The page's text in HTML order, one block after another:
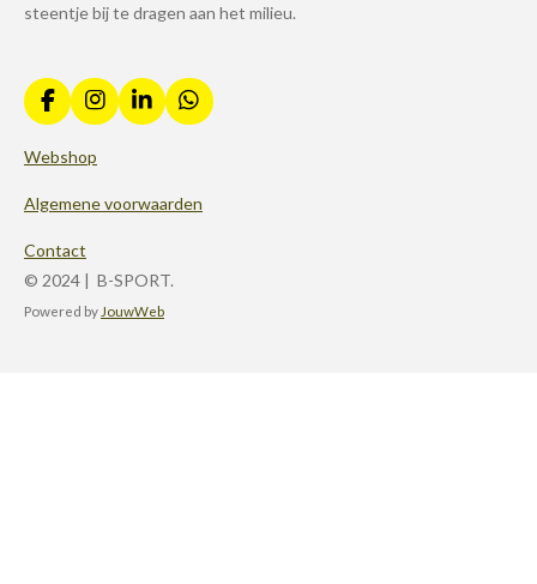
steentje bij te dragen aan het milieu.
F
a
c
b
o
k
I
n
s
a
g
m
L
i
e
d
W
h
s
A
Webshop
Algemene voorwaarden
Contact
© 2024 | B-SPORT.
Powered by JouwWeb